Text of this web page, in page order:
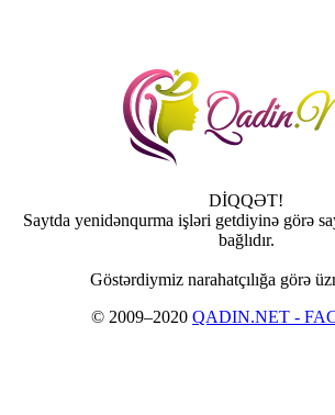
DİQQƏT!
Saytda yenidənqurma işləri getdiyinə görə
bağlıdır.
Göstərdiymiz narahatçılığa görə
© 2009–2020 QADIN.NET -